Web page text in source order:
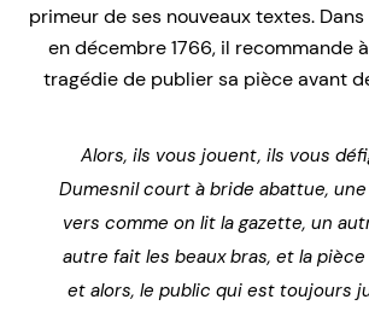
primeur de ses nouveaux textes.
en décembre 1766, il recommande à
tragédie de publier sa pièce avant
Alors, ils vous jouent, ils vous
Dumesnil court à bride abattue,
vers comme on lit la gazette, un
autre fait les beaux bras, et la pièce
et alors, le public qui est toujours